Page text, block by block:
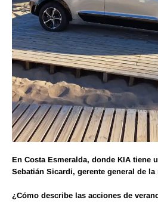
En Costa Esmeralda, donde KIA tiene
Sebatián Sicardi, gerente general de la
¿Cómo describe las acciones de